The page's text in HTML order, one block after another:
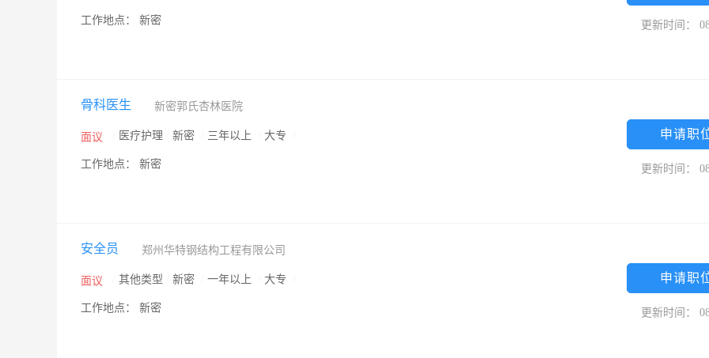
工作地点： 新密 更新时间：
骨科医生 新密郭氏杏林医院
面议 医疗护理 新密 三年以上 大专
工作地点： 新密
申请职
更新时间：
安全员 郑州华特钢结构工程有限公司
面议 其他类型 新密 一年以上 大专
工作地点： 新密
申请职
更新时间：